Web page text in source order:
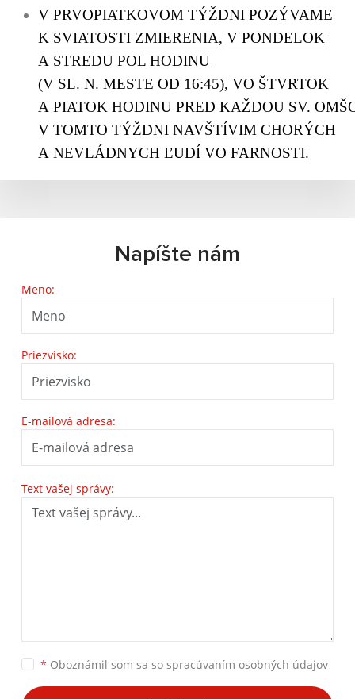
V PRVOPIATKOVOM TÝŽDNI POZÝVAME
K SVIATOSTI ZMIERENIA, V PONDELOK
A STREDU POL HODINU
(V SL. N. MESTE OD 16:45), VO ŠTVRTOK
A PIATOK HODINU PRED KAŽDOU SV.
V TOMTO TÝŽDNI NAVŠTÍVIM CHORÝCH
A NEVLÁDNYCH ĽUDÍ VO FARNOSTI.
Napíšte nám
Meno:
Priezvisko:
E-mailová adresa:
Text vašej správy:
* Oboznámil som sa so spracúvaním osobných údajov